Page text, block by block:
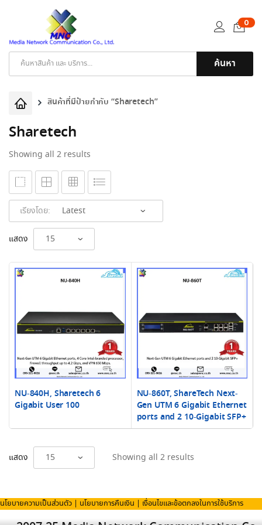
ค้นหา
0
สินค้าที่มีป้ายกำกับ “Sharetech”
Sharetech
Showing all 2 results
by
latest
เรียงโดย:
แสดง
NU-840H, Sharetech 6
Gigabit User 100
NU-860T, ShareTech Next-
Gen UTM 6 Gigabit Ethernet
ports and 2 10-Gigabit SFP+
แสดง Showing all 2 results
นโยบายความเป็นส่วนตัว นโยบายการคืนเงิน เงื่อนไขและข้อตกลงในการใช้บริการ